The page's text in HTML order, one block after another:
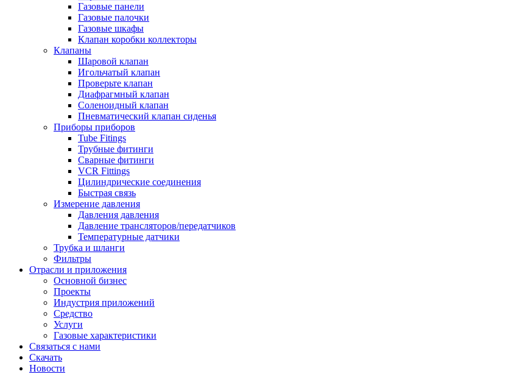
Газовые панели
Газовые палочки
Газовые шкафы
Клапан коробки коллекторы
Клапаны
Шаровой клапан
Игольчатый клапан
Проверьте клапан
Диафрагмный клапан
Соленоидный клапан
Пневматический клапан сиденья
Приборы приборов
Tube Fitings
Трубные фитинги
Сварные фитинги
VCR Fittings
Цилиндрические соединения
Быстрая связь
Измерение давления
Давления давления
Давление трансляторов/передатчиков
Температурные датчики
Трубка и шланги
Фильтры
Отрасли и приложения
Основной бизнес
Проекты
Индустрия приложений
Средство
Услуги
Газовые характеристики
Связаться с нами
Скачать
Новости